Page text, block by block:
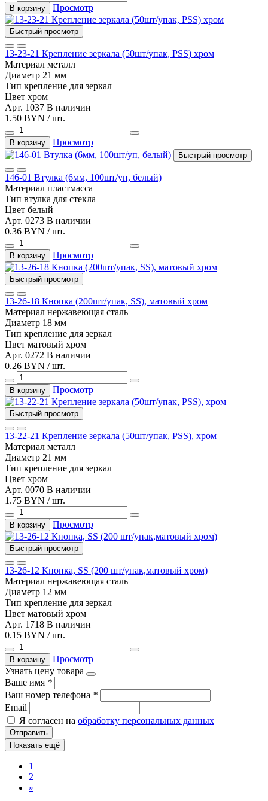
В корзину Просмотр
Быстрый просмотр
13-23-21 Крепление зеркала (50шт/упак, PSS) хром
Материал металл
Диаметр 21 мм
Тип крепление для зеркал
Цвет хром
Арт. 1037 В наличии
1.50 BYN / шт.
В корзину Просмотр
Быстрый просмотр
146-01 Втулка (6мм, 100шт/уп, белый)
Материал пластмасса
Тип втулка для стекла
Цвет белый
Арт. 0273 В наличии
0.36 BYN / шт.
В корзину Просмотр
Быстрый просмотр
13-26-18 Кнопка (200шт/упак, SS), матовый хром
Материал нержавеющая сталь
Диаметр 18 мм
Тип крепление для зеркал
Цвет матовый хром
Арт. 0272 В наличии
0.26 BYN / шт.
В корзину Просмотр
Быстрый просмотр
13-22-21 Крепление зеркала (50шт/упак, PSS), хром
Материал металл
Диаметр 21 мм
Тип крепление для зеркал
Цвет хром
Арт. 0070 В наличии
1.75 BYN / шт.
В корзину Просмотр
Быстрый просмотр
13-26-12 Кнопка, SS (200 шт/упак,матовый хром)
Материал нержавеющая сталь
Диаметр 12 мм
Тип крепление для зеркал
Цвет матовый хром
Арт. 1718 В наличии
0.15 BYN / шт.
В корзину
Просмотр
Узнать цену товара
Ваше имя *
Ваш номер телефона *
Email
Я согласен на обработку персональных данных
Отправить
Показать ещё
1
2
»